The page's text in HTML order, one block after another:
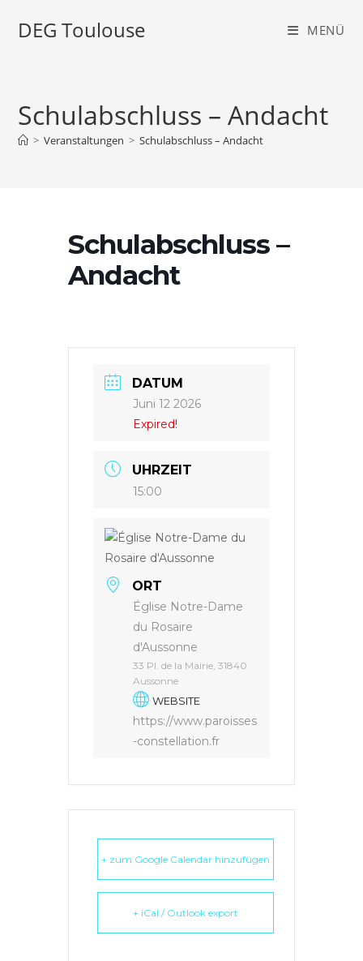
InhaltDEG Toulouse MENÜ
Schulabschluss – Andacht
> Veranstaltungen > Schulabschluss – Andacht
Schulabschluss –
Andacht
DATUM
Juni 12 2026
Expired!
UHRZEIT
15:00
ORT
Église Notre-Dame
du Rosaire
d'Aussonne
33 Pl. de la Mairie, 31840
Aussonne
WEBSITE
https://www.paroisses
-constellation.fr
+ zum Google Calendar hinzufügen
+ iCal / Outlook export